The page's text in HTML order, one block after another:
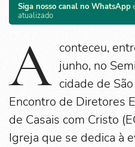
Siga nosso canal no WhatsApp
atualizado
A conteceu,
junho, no
cidade de
Encontro de Diretores
de Casais com Cristo
Igreja que se dedica à